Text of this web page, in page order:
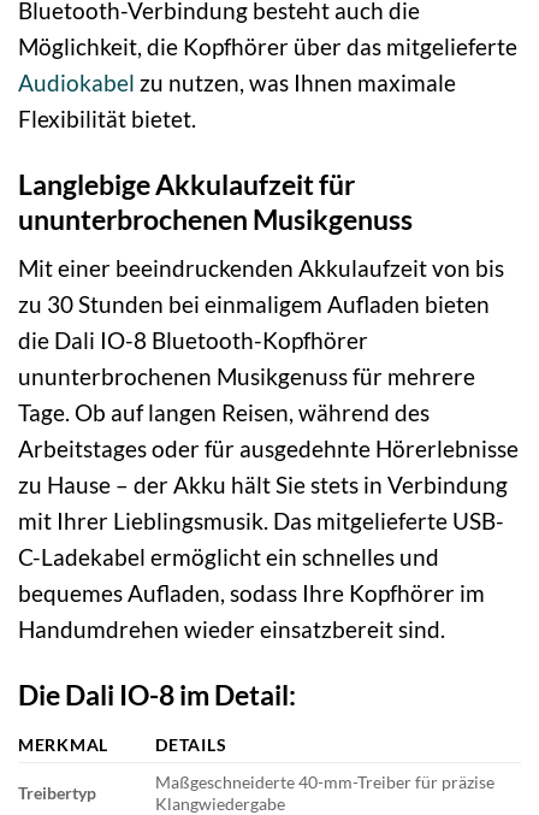
Bluetooth-Verbindung besteht auch die
Möglichkeit, die Kopfhörer über das mitgelieferte
Audiokabel zu nutzen, was Ihnen maximale
Flexibilität bietet.
Langlebige Akkulaufzeit für
ununterbrochenen Musikgenuss
Mit einer beeindruckenden Akkulaufzeit von bis
zu 30 Stunden bei einmaligem Aufladen bieten
die Dali IO-8 Bluetooth-Kopfhörer
ununterbrochenen Musikgenuss für mehrere
Tage. Ob auf langen Reisen, während des
Arbeitstages oder für ausgedehnte Hörerlebnisse
zu Hause – der Akku hält Sie stets in Verbindung
mit Ihrer Lieblingsmusik. Das mitgelieferte USB-
C-Ladekabel ermöglicht ein schnelles und
bequemes Aufladen, sodass Ihre Kopfhörer im
Handumdrehen wieder einsatzbereit sind.
Die Dali IO-8 im Detail:
MERKMAL DETAILS
Treibertyp
Maßgeschneiderte 40-mm-Treiber für präzise
Klangwiedergabe